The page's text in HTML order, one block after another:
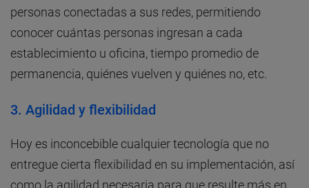
personas conectadas a sus redes, permitiendo
conocer cuántas personas ingresan a cada
establecimiento u oficina, tiempo promedio de
permanencia, quiénes vuelven y quiénes no, etc.
3. Agilidad y flexibilidad
Hoy es inconcebible cualquier tecnología que no
entregue cierta flexibilidad en su implementación, así